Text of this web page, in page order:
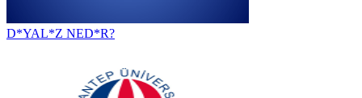
D*YAL*Z NED*R?